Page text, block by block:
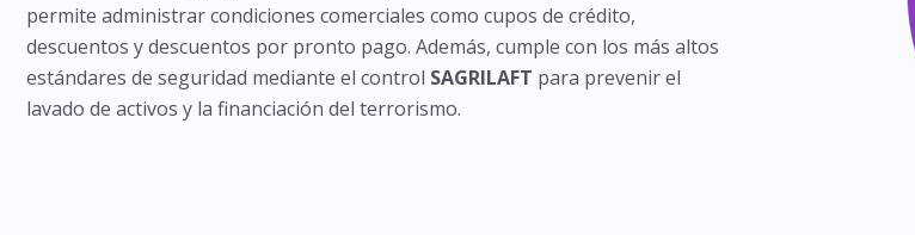
permite administrar condiciones comerciales como cupos de crédito,
descuentos y descuentos por pronto pago. Además, cumple con los más altos
estándares de seguridad mediante el control SAGRILAFT para prevenir el
lavado de activos y la financiación del terrorismo.